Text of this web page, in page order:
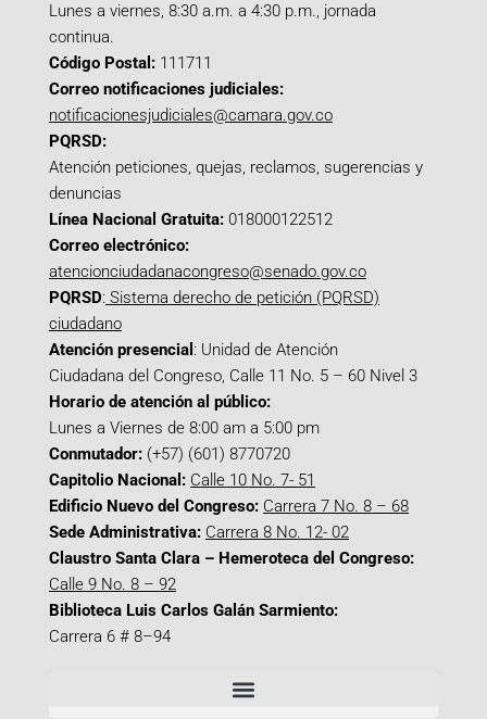
Lunes a viernes, 8:30 a.m. a 4:30 p.m., jornada
continua.
Código Postal: 111711
Correo notificaciones judiciales:
notificacionesjudiciales@camara.gov.co
PQRSD:
Atención peticiones, quejas, reclamos, sugerencias y
denuncias
Línea Nacional Gratuita: 018000122512
Correo electrónico:
atencionciudadanacongreso@senado.gov.co
PQRSD: Sistema derecho de petición (PQRSD)
ciudadano
Atención presencial : Unidad de Atención
Ciudadana del Congreso, Calle 11 No. 5 – 60 Nivel 3
Horario de atención al público:
Lunes a Viernes de 8:00 am a 5:00 pm
Conmutador: (+57) (601) 8770720
Capitolio Nacional: Calle 10 No. 7- 51
Edificio Nuevo del Congreso: Carrera 7 No. 8 – 68
Sede Administrativa: Carrera 8 No. 12- 02
Claustro Santa Clara – Hemeroteca del Congreso:
Calle 9 No. 8 – 92
Biblioteca Luis Carlos Galán Sarmiento:
Carrera 6 # 8–94